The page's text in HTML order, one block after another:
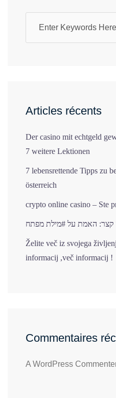
Articles récents
Der casino mit echtgeld
7 weitere Lektionen
7 lebensrettende Tipps zu
österreich
crypto online casino – Ste
Želite več iz svojega
informacij ,več informacij !
Commentaires
A WordPress